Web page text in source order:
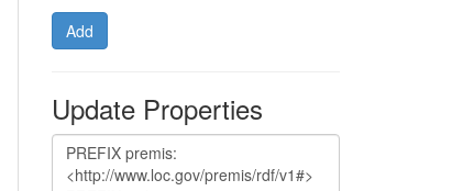
Add
Update Properties